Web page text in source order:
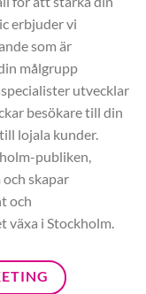
erbjuder vi
som är
målgrupp
utvecklar
besökare till din
lojala kunder.
publiken,
skapar
och
växa i Stockholm.